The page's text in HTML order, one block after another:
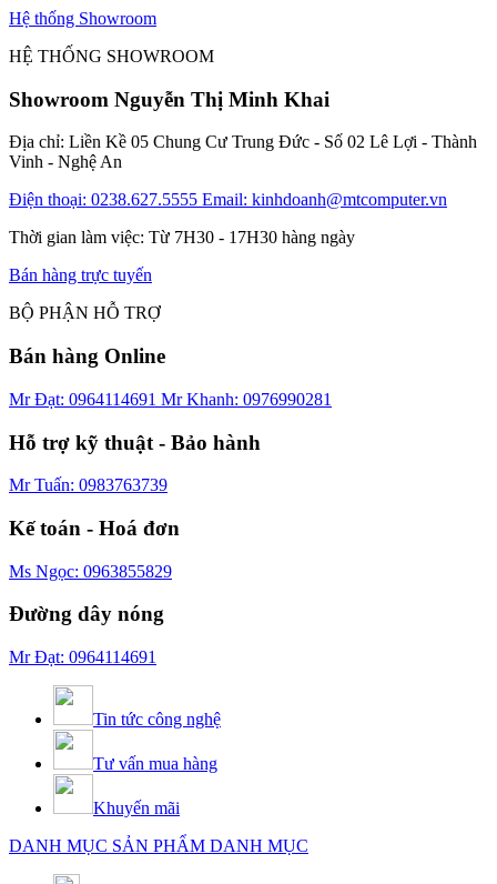
Hệ thống Showroom
HỆ THỐNG SHOWROOM
Showroom Nguyễn Thị Minh Khai
Địa chỉ: Liền Kề 05 Chung Cư Trung Đức - Số 02 Lê Lợi - Thành
Vinh - Nghệ An
Điện thoại: 0238.627.5555 Email: kinhdoanh@mtcomputer.vn
Thời gian làm việc: Từ 7H30 - 17H30 hàng ngày
Bán hàng trực tuyến
BỘ PHẬN HỖ TRỢ
Bán hàng Online
Mr Đạt: 0964114691 Mr Khanh: 0976990281
Hỗ trợ kỹ thuật - Bảo hành
Mr Tuấn: 0983763739
Kế toán - Hoá đơn
Ms Ngọc: 0963855829
Đường dây nóng
Mr Đạt: 0964114691
Tin tức công nghệ
Tư vấn mua hàng
Khuyến mãi
DANH MỤC SẢN PHẨM DANH MỤC